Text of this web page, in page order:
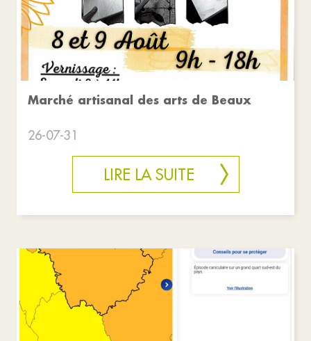
Marché artisanal des arts de Beaux
26-07-31
LIRE LA SUITE